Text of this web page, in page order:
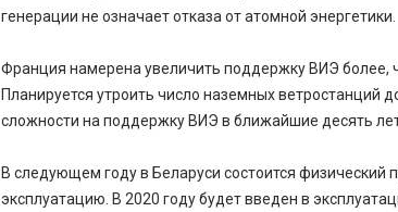
генерации не означает отказа от атомной энергетики.
Франция намерена увеличить поддержку ВИЭ более,
Планируется утроить число наземных ветростанций
сложности на поддержку ВИЭ в ближайшие десять
В следующем году в Беларуси состоится физический
эксплуатацию. В 2020 году будет введен в